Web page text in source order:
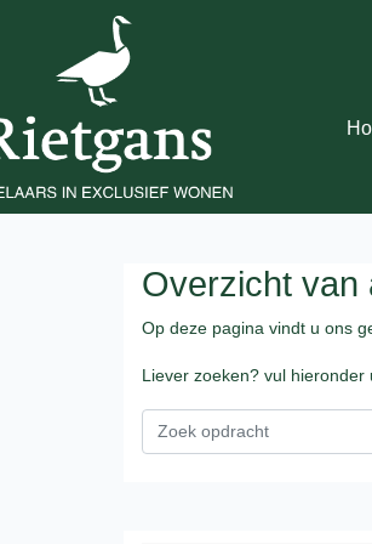
Overzicht van
Op deze pagina vindt u ons
Liever zoeken? vul hieronder